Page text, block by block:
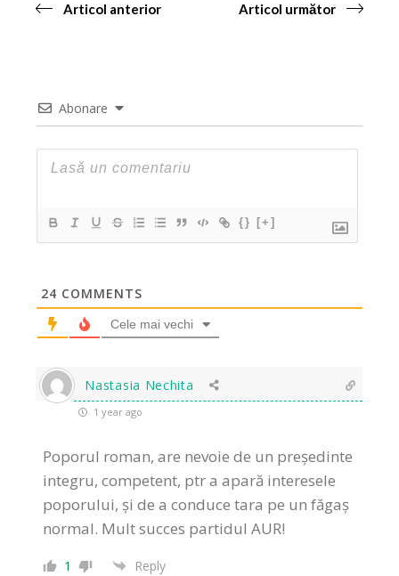
Articol anterior Articol următor
Abonare
{} [+]
24 COMMENTS
Cele mai vechi
Nastasia Nechita
1 year ago
Poporul roman, are nevoie de un președinte
integru, competent, ptr a apară interesele
poporului, și de a conduce tara pe un făgaș
normal. Mult succes partidul AUR!
1 Reply